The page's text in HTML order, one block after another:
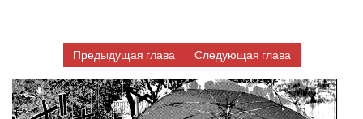
Предыдущая глава Следующая глава